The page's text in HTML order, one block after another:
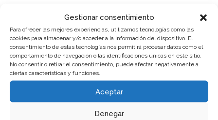
Gestionar consentimiento
Para ofrecer las mejores experiencias, utilizamos tecnologías como las
cookies para almacenar y/o acceder a la información del dispositivo. El
consentimiento de estas tecnologías nos permitirá procesar datos como el
comportamiento de navegación o las identificaciones únicas en este sitio.
No consentir o retirar el consentimiento, puede afectar negativamente a
ciertas características y funciones.
Aceptar
Denegar
SOBRE NOSOTROS
En Uved Spain, lideramos la industria de maquinaria de obra pública
con más de 13 años de experiencia.